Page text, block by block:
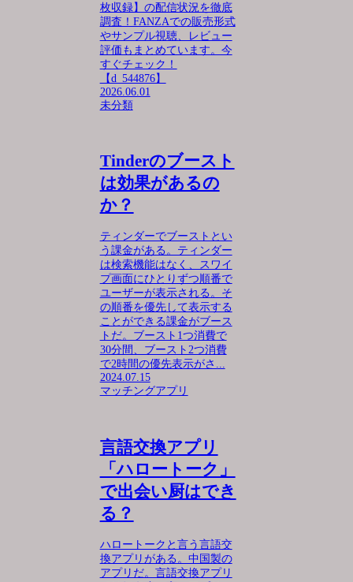
枚収録】の配信状況を徹底
調査！FANZAでの販売形式
やサンプル視聴、レビュー
評価もまとめています。今
すぐチェック！
【d_544876】
2026.06.01
未分類
Tinderのブースト
は効果があるの
か？
ティンダーでブーストとい
う課金がある。ティンダー
は検索機能はなく、スワイ
プ画面にひとりずつ順番で
ユーザーが表示される。そ
の順番を優先して表示する
ことができる課金がブース
トだ。ブースト1つ消費で
30分間、ブースト2つ消費
で2時間の優先表示がさ...
2024.07.15
マッチングアプリ
言語交換アプリ
「ハロートーク」
で出会い厨はでき
る？
ハロートークと言う言語交
換アプリがある。中国製の
アプリだ。言語交換アプリ